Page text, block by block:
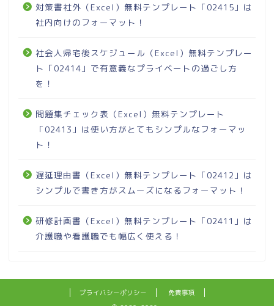
対策書社外（Excel）無料テンプレート「02415」は
社内向けのフォーマット！
社会人帰宅後スケジュール（Excel）無料テンプレー
ト「02414」で有意義なプライベートの過ごし方
を！
問題集チェック表（Excel）無料テンプレート
「02413」は使い方がとてもシンプルなフォーマッ
ト！
遅延理由書（Excel）無料テンプレート「02412」は
シンプルで書き方がスムーズになるフォーマット！
研修計画書（Excel）無料テンプレート「02411」は
介護職や看護職でも幅広く使える！
プライバシーポリシー
免責事項